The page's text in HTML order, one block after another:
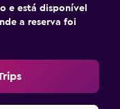
e está disponível
a reserva foi